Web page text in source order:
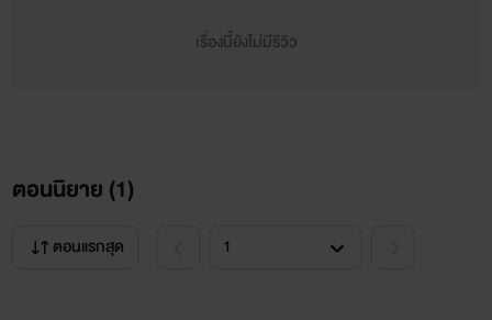
สวัสดีค่ะะะ ไรค์ชื่อโบว์น่ะ มากับนิยายเรื่องใหม่ฝากติดตาม
ด้วยน้าาาาาา
เรื่องนี้ยังไม่มีรีวิว
ตอนนิยาย (1)
ตอนแรกสุด